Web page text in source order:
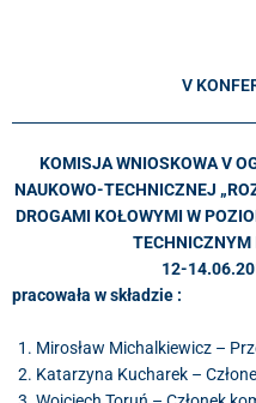
V
KOMISJA WNIOSKOWAV
NAUKOWO-TECHNICZNEJ „
DROGAMI KOŁOWYMI W
TECHNICZNYM
12-
pracowała w składzie :
Mirosław Michalkiewicz –
Katarzyna Kucharek –